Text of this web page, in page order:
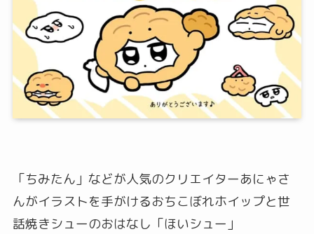
「ちみたん」などが人気のクリエイターあにゃさ
んがイラストを手がけるおちこぼれホイップと世
話焼きシューのおはなし「ほいシュー」